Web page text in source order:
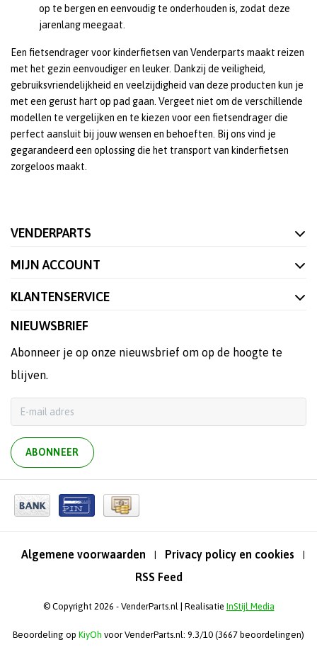
op te bergen en eenvoudig te onderhouden is, zodat deze
jarenlang meegaat.
Een fietsendrager voor kinderfietsen van Venderparts maakt reizen
met het gezin eenvoudiger en leuker. Dankzij de veiligheid,
gebruiksvriendelijkheid en veelzijdigheid van deze producten kun je
met een gerust hart op pad gaan. Vergeet niet om de verschillende
modellen te vergelijken en te kiezen voor een fietsendrager die
perfect aansluit bij jouw wensen en behoeften. Bij ons vind je
gegarandeerd een oplossing die het transport van kinderfietsen
zorgeloos maakt.
VENDERPARTS
MIJN ACCOUNT
KLANTENSERVICE
NIEUWSBRIEF
Abonneer je op onze nieuwsbrief om op de hoogte te
blijven.
ABONNEER
Algemene voorwaarden | Privacy policy en cookies |
RSS Feed
© Copyright 2026 - VenderParts.nl | Realisatie InStijl Media
Beoordeling op KiyOh voor VenderParts.nl: 9.3/10 (3667 beoordelingen)